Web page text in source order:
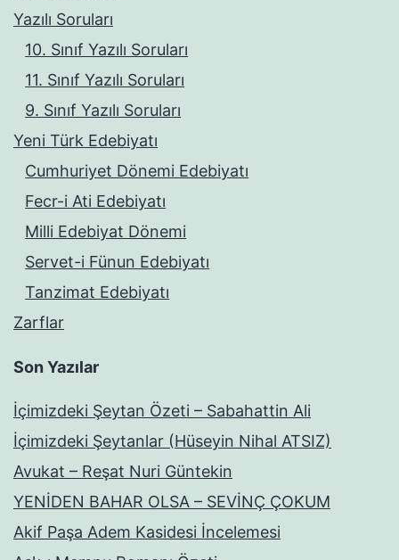
Yazılı Soruları
10. Sınıf Yazılı Soruları
11. Sınıf Yazılı Soruları
9. Sınıf Yazılı Soruları
Yeni Türk Edebiyatı
Cumhuriyet Dönemi Edebiyatı
Fecr-i Ati Edebiyatı
Milli Edebiyat Dönemi
Servet-i Fünun Edebiyatı
Tanzimat Edebiyatı
Zarflar
Son Yazılar
İçimizdeki Şeytan Özeti – Sabahattin Ali
İçimizdeki Şeytanlar (Hüseyin Nihal ATSIZ)
Avukat – Reşat Nuri Güntekin
YENİDEN BAHAR OLSA – SEVİNÇ ÇOKUM
Akif Paşa Adem Kasidesi İncelemesi